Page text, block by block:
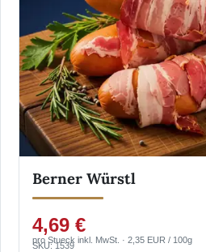
Berner Würstl
4,69 €
pro Stueck inkl. MwSt. · 2,35 EUR / 100g
SKU: 1539